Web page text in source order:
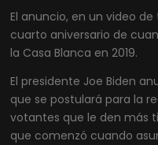
El anuncio, en un video
cuarto aniversario de
la Casa Blanca en 2019.
El presidente Joe Biden
que se postulará para la
votantes que le den más
que comenzó cuando